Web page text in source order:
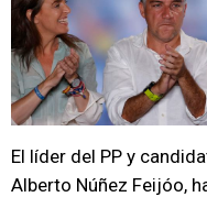
El líder del PP y
Alberto Núñez Feijóo,